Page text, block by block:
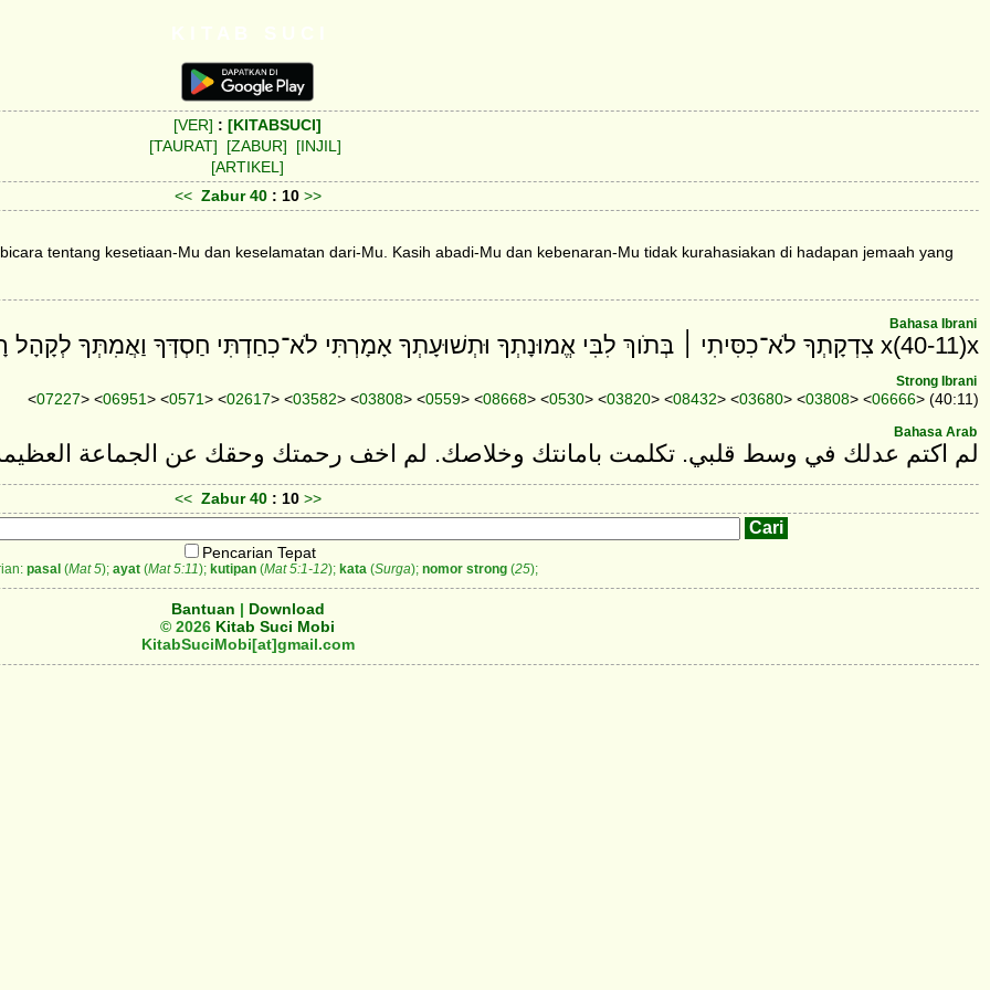
[VER] : [KITABSUCI]
[TAURAT]
[ZABUR]
[INJIL]
[ARTIKEL]
<< Zabur 40 : 10 >>
tentang kesetiaan-Mu dan keselamatan dari-Mu. Kasih abadi-Mu dan kebenaran-Mu tidak kurahasiakan di hadapan jemaah yang
Bahasa Ibrani
x(40-11)x צִדְקָתְךָ לֹא־כִסִּיתִי ׀ בְּתֹוךְ לִבִּי אֱמוּנָתְךָ וּתְשׁוּעָתְךָ אָמָרְתִּי לֹא־כִחַדְתִּי חַסְדְּךָ וַאֲמִתְּךָ לְקָהָל רָב׃
Strong Ibrani
<07227> <06951> <0571> <02617> <03582> <03808> <0559> <08668> <0530> <03820> <08432> <03680> <03808> <06666> (40:11)
Bahasa Arab
<< Zabur 40 : 10 >>
Pencarian Tepat
pasal(Mat 5); ayat(Mat 5:11); kutipan(Mat 5:1-12); kata (Surga); nomor strong(25);
Bantuan | Download
© 2026 Kitab Suci Mobi
KitabSuciMobi[at]gmail.com